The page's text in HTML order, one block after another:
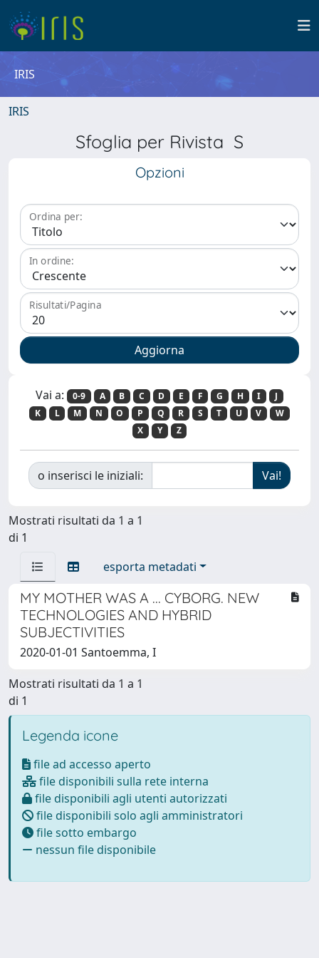
IRIS
IRIS
Sfoglia per Rivista S
Opzioni
Ordina per:
In ordine:
Risultati/Pagina
Vai a: 0-9 A B C D E F G H I
J
K
L M N O P Q R S T U V
W
X
Y Z
o inserisci le iniziali:
Mostrati risultati da 1 a 1
di 1
esporta metadati
MY MOTHER WAS A ... CYBORG. NEW
TECHNOLOGIES AND HYBRID
SUBJECTIVITIES
2020-01-01 Santoemma, I
Mostrati risultati da 1 a 1
di 1
Legenda icone
file ad accesso aperto
file disponibili sulla rete interna
file disponibili agli utenti autorizzati
file disponibili solo agli amministratori
file sotto embargo
nessun file disponibile